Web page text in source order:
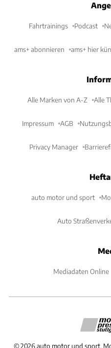
Fahrtrainings Podcast
ams+ abonnieren ams+ hier
Alle Marken von A-Z Alle
Impressum AGB
Privacy Manager
auto motor und sport
Auto
Mediadaten Online
©2026 auto motor und sport,